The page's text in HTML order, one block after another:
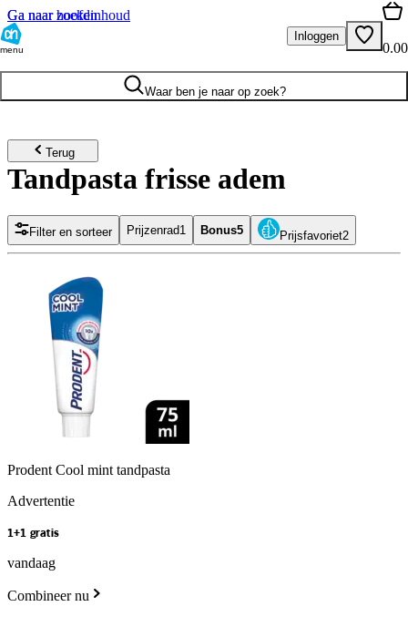
Ga naar hoofdinhoud
Ga naar zoeken
menu
Inloggen
0.00
Waar ben je naar op zoek?
Terug
Tandpasta frisse adem
Filter en sorteer Prijzenrad1 Bonus5 Prijsfavoriet2
Prodent Cool mint tandpasta
Advertentie
1+1 gratis
vandaag
Combineer nu